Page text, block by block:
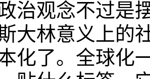
治观念不过是
大林意义上的
化了。全球化